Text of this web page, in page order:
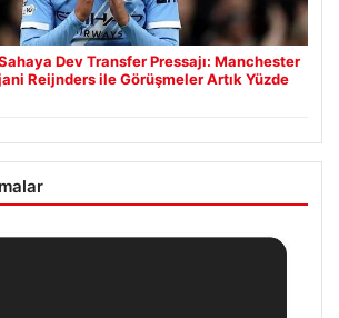
Dev Transfer Pressajı: Manchester
Reijnders ile Görüşmeler Artık Yüzde